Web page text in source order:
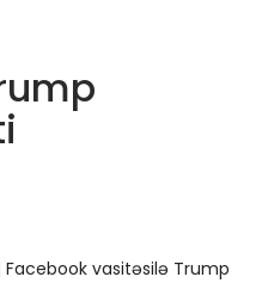
Facebook vasitəsilə Trump